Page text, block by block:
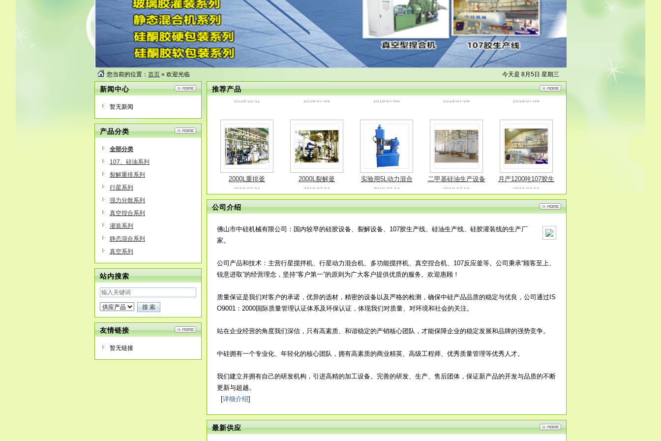
今天是 8月5日 星期三
您当前的位置： 首页 » 欢迎光临
新闻中心
暂无新闻
产品分类
全部分类
107、硅油系列
裂解重排系列
行星系列
强力分散系列
真空捏合系列
灌装系列
静态混合系列
真空系列
站内搜索
友情链接
暂无链接
推荐产品
2018-12-11
硅胶破碎机
2000L重排釜
2018-07-04
2000L裂解釜
2018-07-04
实验用5L动力混合
机
2018-07-04
二甲基硅油生产设备
2018-07-04
月产1200吨107胶生
产线
2018-07-04
2018-12-11
泵
2018-07-04
组
2018-07-04 2018-07-04 2018-07-04
2018-07-04 2018-07-04
机
2018-07-04 2018-07-04 2018-07-04
公司介绍
佛山市中硅机械有限公司：国内较早的硅胶设备、裂解设备、107胶生产线、硅油生产线、硅胶灌装线的生产厂
家。
公司产品和技术：主营行星搅拌机、行星动力混合机、多功能搅拌机、真空捏合机、107反应釜等。公司秉承“顾客至上、
锐意进取”的经营理念，坚持“客户第一”的原则为广大客户提供优质的服务。欢迎惠顾！
质量保证是我们对客户的承诺，优异的选材，精密的设备以及严格的检测，确保中硅产品品质的稳定与优良，公司通过IS
O9001：2000国际质量管理认证体系及环保认证，体现我们对质量、对环境和社会的关注。
站在企业经营的角度我们深信，只有高素质、和谐稳定的产销核心团队，才能保障企业的稳定发展和品牌的强势竞争。
中硅拥有一个专业化、年轻化的核心团队，拥有高素质的商业精英、高级工程师、优秀质量管理等优秀人才。
我们建立并拥有自己的研发机构，引进高精的加工设备。完善的研发、生产、售后团体，保证新产品的开发与品质的不断
更新与超越。
[详细介绍]
最新供应